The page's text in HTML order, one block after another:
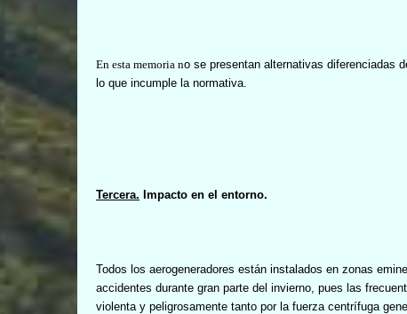
En esta memoria no se presentan alternativas diferenciadas
lo que incumple la normativa.
Tercera. Impacto en el entorno.
Todos los aerogeneradores están instalados en zonas
accidentes durante gran parte del invierno, pues las
violenta y peligrosamente tanto por la fuerza centrífuga